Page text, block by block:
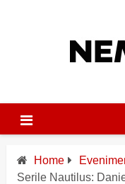
Home
Serile Nautilus: